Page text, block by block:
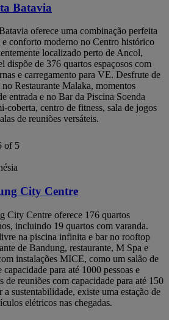
Batavia
oferece uma combinação perfeita
conforto moderno no Centro histórico
localizado perto de Ancol,
dispõe de 376 quartos espaçosos com
e carregamento para VE. Desfrute de
Restaurante Malaka, momentos
entrada e no Bar da Piscina Soenda
coberta, centro de fitness, sala de jogos
de reuniões versáteis.
of 5
City Centre
City Centre oferece 176 quartos
incluindo 19 quartos com varanda.
na piscina infinita e bar no rooftop
de Bandung, restaurante, M Spa e
instalações MICE, como um salão de
para até 1000 pessoas e
de reuniões com capacidade para até 150
a sustentabilidade, existe uma estação de
elétricos nas chegadas.